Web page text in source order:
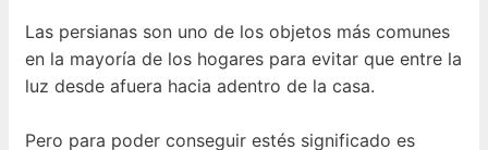
Las persianas son uno de los objetos más comunes
en la mayoría de los hogares para evitar que entre la
luz desde afuera hacia adentro de la casa.
Pero para poder conseguir estés significado es